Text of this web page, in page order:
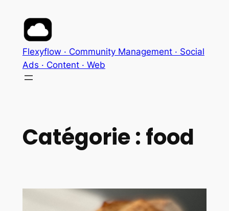
contenu
Flexyflow · Community Management · Social
Ads · Content · Web
Catégorie : food